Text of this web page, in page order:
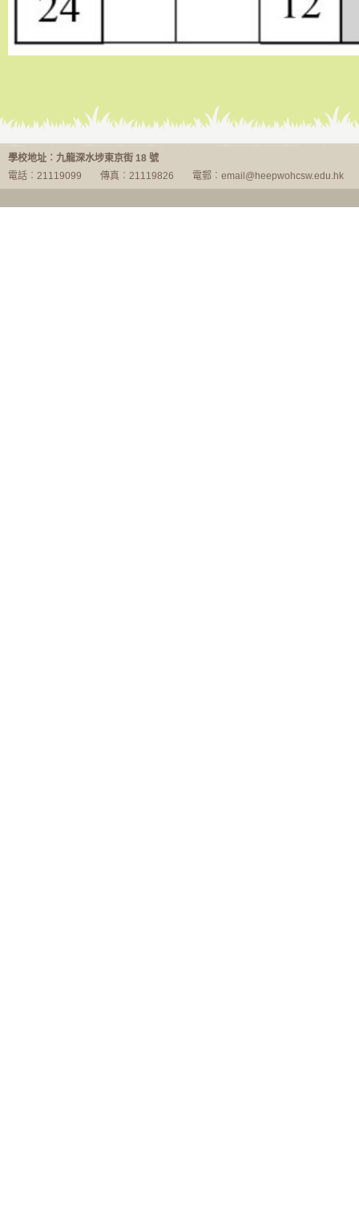
行事曆
學校地址︰九龍深水埗東京街 18 號
電話︰21119099
傳真︰21119826 電郵︰email@heepwohcsw.edu.hk